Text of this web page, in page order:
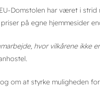
Domstolen har været i strid
på egne hjemmesider
hvor vilkårene ikke
om at styrke muligheden